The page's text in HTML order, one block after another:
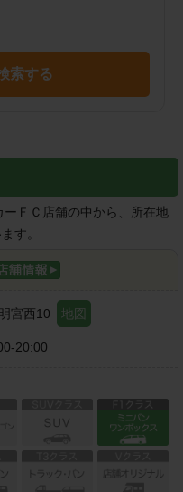
索する
ＦＣ店舗の中から、所在地
す。
宮西10 地図
20:00